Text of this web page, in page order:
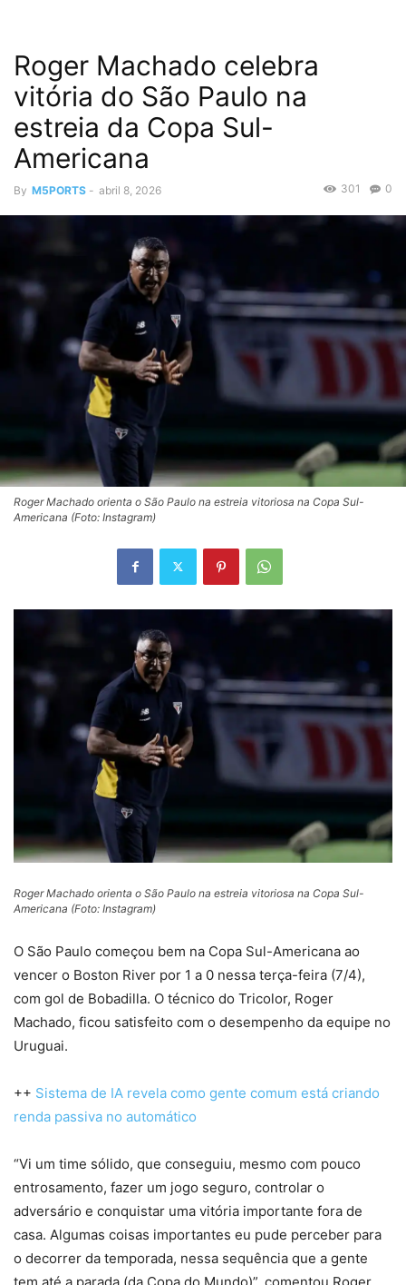
Roger Machado celebra
vitória do São Paulo na
estreia da Copa Sul-
Americana
By M5PORTS - abril 8, 2026 0
301
Roger Machado orienta o São Paulo na estreia vitoriosa na Copa Sul-
Americana (Foto: Instagram)
Roger Machado orienta o São Paulo na estreia vitoriosa na Copa Sul-
Americana (Foto: Instagram)
O São Paulo começou bem na Copa Sul-Americana ao
vencer o Boston River por 1 a 0 nessa terça-feira (7/4),
com gol de Bobadilla. O técnico do Tricolor, Roger
Machado, ficou satisfeito com o desempenho da equipe no
Uruguai.
++ Sistema de IA revela como gente comum está criando
renda passiva no automático
“Vi um time sólido, que conseguiu, mesmo com pouco
entrosamento, fazer um jogo seguro, controlar o
adversário e conquistar uma vitória importante fora de
casa. Algumas coisas importantes eu pude perceber para
o decorrer da temporada, nessa sequência que a gente
tem até a parada (da Copa do Mundo)”, comentou Roger